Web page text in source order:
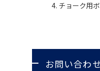
チョーク用
お問い合わ